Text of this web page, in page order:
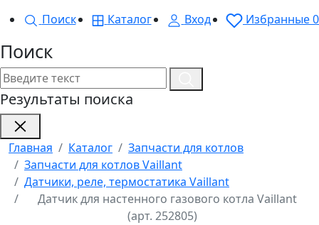
Поиск
Каталог Вход Избранные0
Поиск
Результаты поиска
Главная Каталог
Запчасти для котлов
Запчасти для котлов Vaillant
Датчики, реле, термостатика Vaillant
Датчик для настенного газового котла Vaillant
(арт. 252805)